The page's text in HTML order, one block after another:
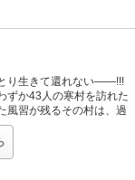
り生きて還れない――!!!
ずか43人の寒村を訪れた
風習が残るその村は、過
こない奇妙な土地だっ
込まれた彼女たちは、脱
恐怖と絶望を味わうこ
前絶後のサスペンス・